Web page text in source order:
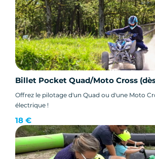
Billet Pocket Quad/Moto Cross (dès
Offrez le pilotage d'un Quad ou d'une Moto
électrique !
18 €